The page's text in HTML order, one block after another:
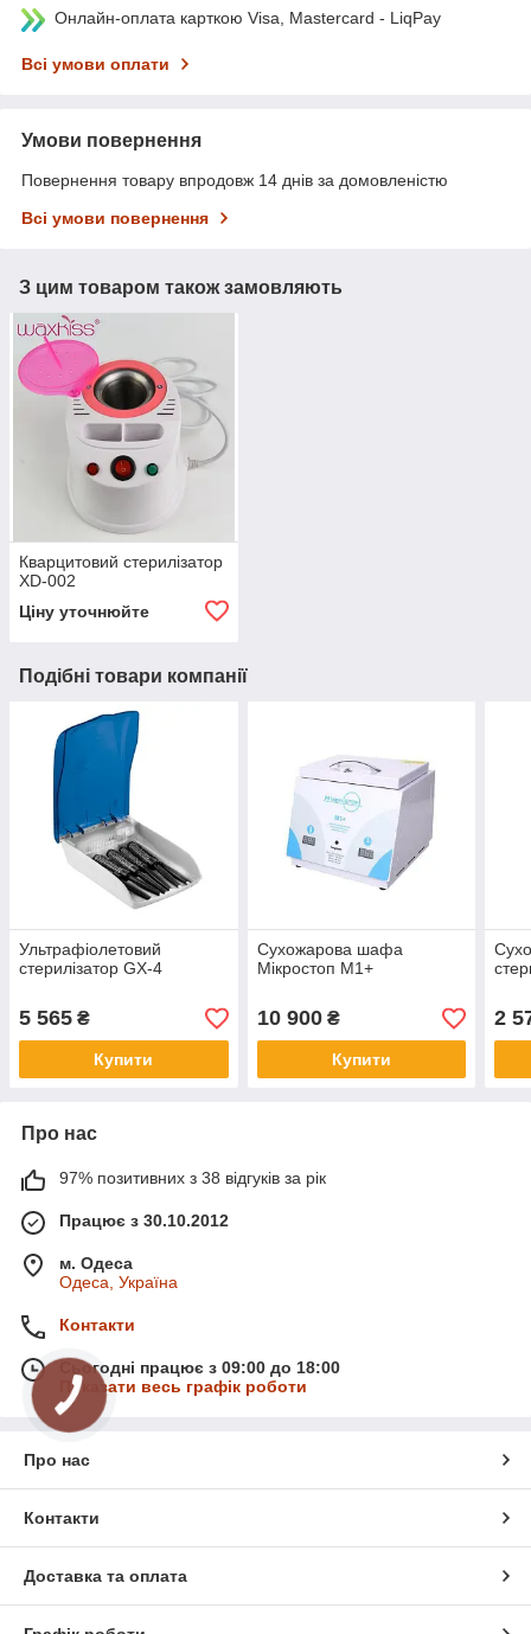
Онлайн-оплата карткою Visa, Mastercard - LiqPay
Всі умови оплати
Умови повернення
Повернення товару впродовж 14 днів за домовленістю
Всі умови повернення
З цим товаром також замовляють
Кварцитовий стерилізатор
XD-002
Ціну уточнюйте
Подібні товари компанії
Ультрафіолетовий
стерилізатор GX-4
5 565 ₴
Купити
Сухожарова шафа
Мікростоп М1+
10 900₴
Купити
2
Про нас
97% позитивних з 38 відгуків за рік
Працює з 30.10.2012
м. Одеса
Одеса, Україна
Контакти
Сьогодні працює з 09:00 до 18:00
Показати весь графік роботи
Про нас
Контакти
Доставка та оплата